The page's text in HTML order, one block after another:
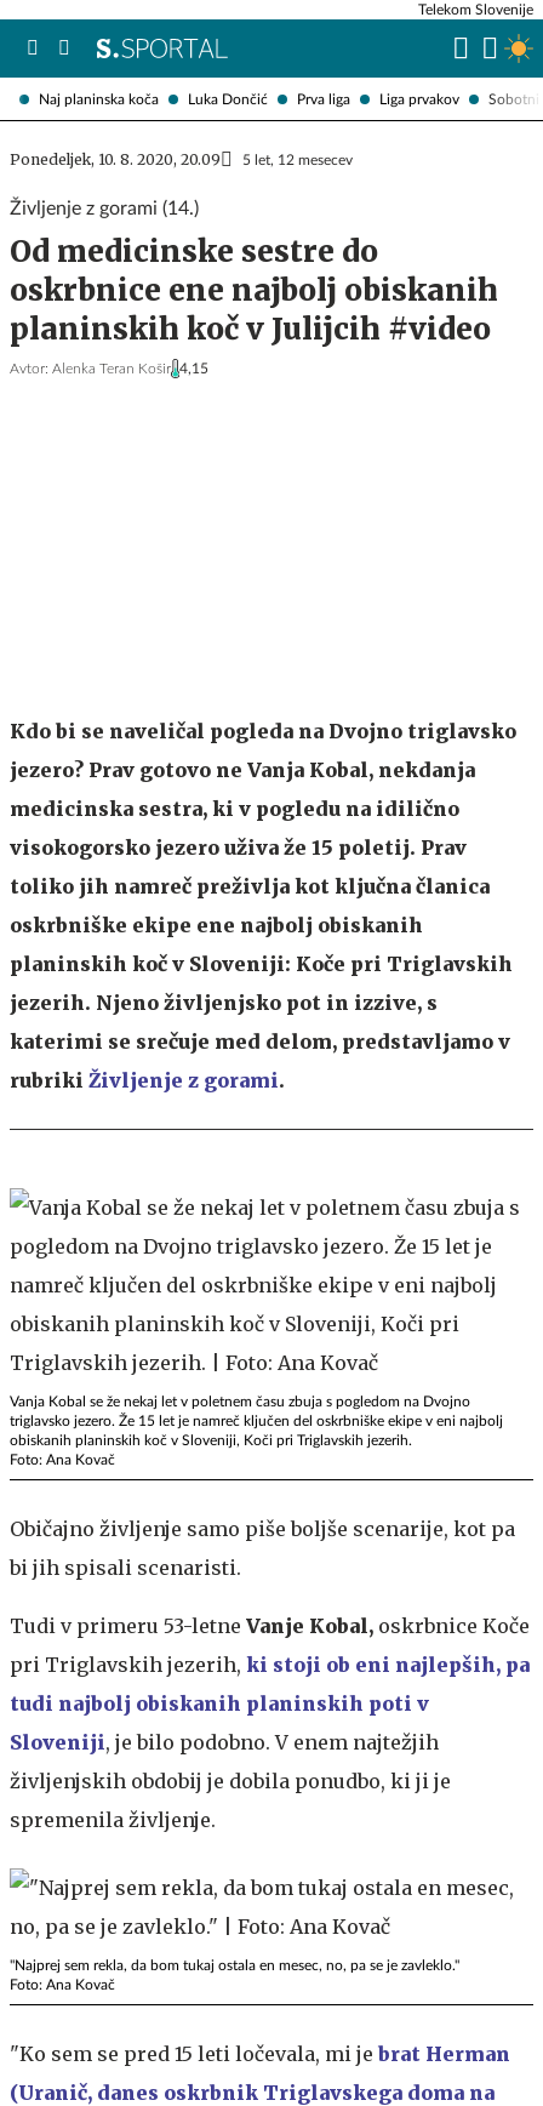
Naj planinska koča Luka Dončić Prva liga Liga prvakov Sobotni
Telekom Slovenije
Ponedeljek, 10. 8. 2020, 20.09 5 let, 12 mesecev
Življenje z gorami (14.)
Od medicinske sestre do
oskrbnice ene najbolj obiskanih
planinskih koč v Julijcih #video
Avtor: Alenka Teran Košir 4,15
Kdo bi se naveličal pogleda na Dvojno triglavsko
jezero? Prav gotovo ne Vanja Kobal, nekdanja
medicinska sestra, ki v pogledu na idilično
visokogorsko jezero uživa že 15 poletij. Prav
toliko jih namreč preživlja kot ključna članica
oskrbniške ekipe ene najbolj obiskanih
planinskih koč v Sloveniji: Koče pri Triglavskih
jezerih. Njeno življenjsko pot in izzive, s
katerimi se srečuje med delom, predstavljamo v
rubriki Življenje z gorami.
Vanja Kobal se že nekaj let v poletnem času zbuja s pogledom na Dvojno
triglavsko jezero. Že 15 let je namreč ključen del oskrbniške ekipe v eni najbolj
obiskanih planinskih koč v Sloveniji, Koči pri Triglavskih jezerih.
Foto: Ana Kovač
Običajno življenje samo piše boljše scenarije, kot pa
bi jih spisali scenaristi.
Tudi v primeru 53-letne Vanje Kobal, oskrbnice Koče
pri Triglavskih jezerih, ki stoji ob eni najlepših, pa
tudi najbolj obiskanih planinskih poti v
Sloveniji, je bilo podobno. V enem najtežjih
življenjskih obdobij je dobila ponudbo, ki ji je
spremenila življenje.
"Najprej sem rekla, da bom tukaj ostala en mesec, no, pa se je zavleklo."
Foto: Ana Kovač
"Ko sem se pred 15 leti ločevala, mi je brat Herman
(Uranič, danes oskrbnik Triglavskega doma na